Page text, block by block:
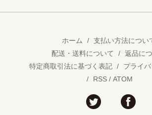
ホーム / 支払い方法につい
配送・送料について
/ 返品に
特定商取引法に基づく表記 /
プライ
/
RSS / ATOM